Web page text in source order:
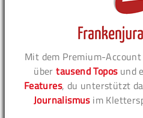
Mit dem Premium-
übertausend Toposund
Features, du unterstützt
Journalismusim